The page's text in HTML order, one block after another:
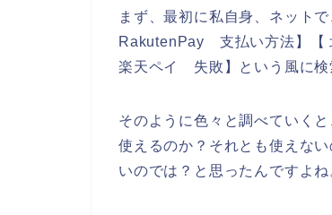
まず、最初に私自身、ネット
RakutenPay 支払い方法】【
楽天ペイ 失敗】という風に検
そのように色々と調べていく
使えるのか？それとも使えな
いのでは？と思ったんですよね